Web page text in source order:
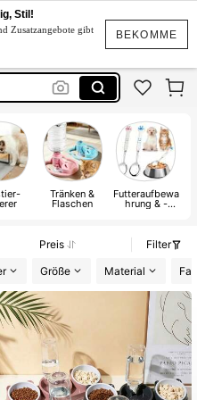
BEKOMME
Stil!
Zusatzangebote gibt
Tränken &
Flaschen
Futteraufbewa
hrung & -
Preis
Filter
Größe Material